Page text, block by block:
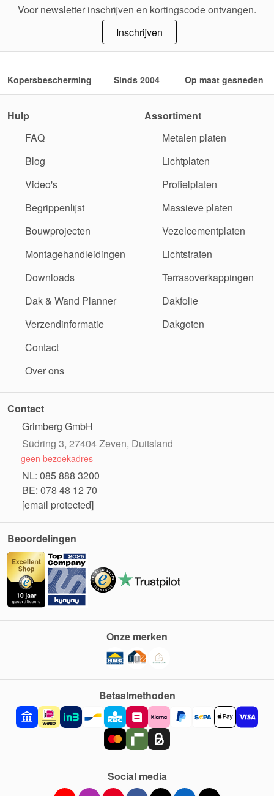
Voor newsletter inschrijven en kortingscode ontvangen.
Inschrijven
Kopersbescherming Sinds 2004 Op maat gesneden
Hulp
FAQ
Blog
Video's
Begrippenlijst
Bouwprojecten
Montagehandleidingen
Downloads
Dak & Wand Planner
Verzendinformatie
Contact
Over ons
Assortiment
Metalen platen
Lichtplaten
Profielplaten
Massieve platen
Vezelcementplaten
Lichtstraten
Terrasoverkappingen
Dakfolie
Dakgoten
Contact
Grimberg GmbH
Südring 3, 27404 Zeven, Duitsland
geen bezoekadres
NL: 085 888 3200
BE: 078 48 12 70
[email protected]
Beoordelingen
Betaalmethoden
Onze merken
Social media